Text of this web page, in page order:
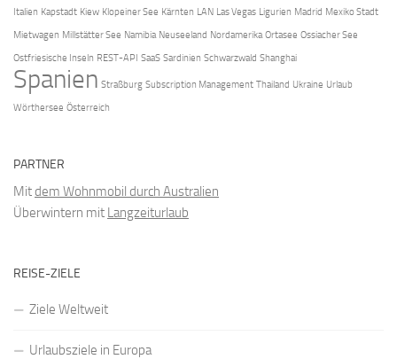
Italien Kapstadt Kiew Klopeiner See Kärnten LAN Las Vegas Ligurien Madrid Mexiko Stadt
Mietwagen Millstätter See Namibia Neuseeland Nordamerika Ortasee Ossiacher See
Ostfriesische Inseln REST-API SaaS Sardinien Schwarzwald Shanghai
Spanien Straßburg Subscription Management Thailand Ukraine Urlaub
Wörthersee Österreich
PARTNER
Mitdem Wohnmobil durch Australien
Überwintern mit Langzeiturlaub
REISE-ZIELE
Ziele Weltweit
Urlaubsziele in Europa